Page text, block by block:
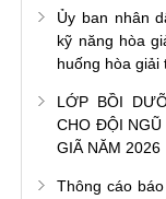
Ủy ban nhân
kỹ năng hòa
huống hòa
LỚP BỒI
CHO ĐỘI NGŨ
GIÃ NĂM 2026
Thông cáo